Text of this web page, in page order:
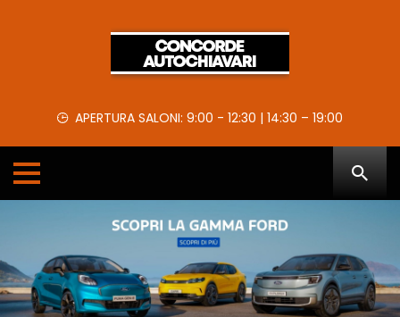
APERTURA SALONI: 9:00 - 12:30 | 14:30 – 19:00